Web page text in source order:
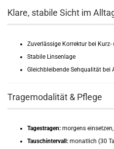
Klare, stabile Sicht im
Zuverlässige Korrektur bei
Stabile Linsenlage
Gleichbleibende Sehqualität bei
Tragemodalität & Pflege
Tagestragen: morgens
Tauschintervall: monatlich (30